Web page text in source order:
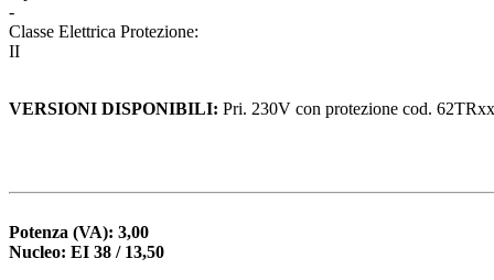
-
Classe Elettrica Protezione:
II
VERSIONI DISPONIBILI: Pri. 230V con protezione cod.
Potenza (VA): 3,00
Nucleo: EI 38 / 13,50